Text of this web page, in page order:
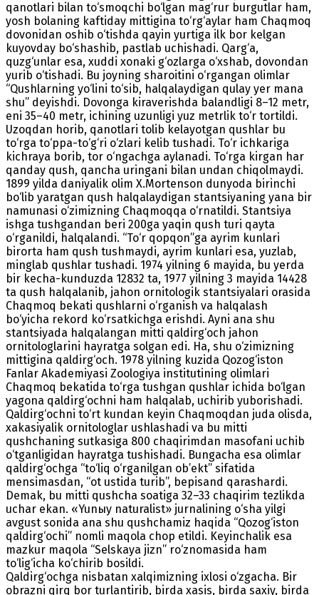
qanotlari bilan to‘smoqchi bo‘lgan mag‘rur burgutlar ham,
yosh bolaning kaftiday mittigina to‘rg‘aylar ham Chaqmoq
dovonidan oshib o‘tishda qayin yurtiga ilk bor kelgan
kuyovday bo‘shashib, pastlab uchishadi. Qarg‘a,
quzg‘unlar esa, xuddi xonaki g‘ozlarga o‘xshab, dovondan
yurib o‘tishadi. Bu joyning sharoitini o‘rgangan olimlar
“Qushlarning yo‘lini to‘sib, halqalaydigan qulay yer mana
shu” deyishdi. Dovonga kiraverishda balandligi 8–12 metr,
eni 35–40 metr, ichining uzunligi yuz metrlik to‘r tortildi.
Uzoqdan horib, qanotlari tolib kelayotgan qushlar bu
to‘rga to‘ppa-to‘g‘ri o‘zlari kelib tushadi. To‘r ichkariga
kichraya borib, tor o‘ngachga aylanadi. To‘rga kirgan har
qanday qush, qancha uringani bilan undan chiqolmaydi.
1899 yilda daniyalik olim X.Mortenson dunyoda birinchi
bo‘lib yaratgan qush halqalaydigan stantsiyaning yana bir
namunasi o‘zimizning Chaqmoqqa o‘rnatildi. Stantsiya
ishga tushgandan beri 200ga yaqin qush turi qayta
o‘rganildi, halqalandi. “To‘r qopqon”ga ayrim kunlari
birorta ham qush tushmaydi, ayrim kunlari esa, yuzlab,
minglab qushlar tushadi. 1974 yilning 6 mayida, bu yerda
bir kecha-kunduzda 12832 ta, 1977 yilning 3 mayida 14428
ta qush halqalanib, jahon ornitologik stantsiyalari orasida
Chaqmoq bekati qushlarni o‘rganish va halqalash
bo‘yicha rekord ko‘rsatkichga erishdi. Ayni ana shu
stantsiyada halqalangan mitti qaldirg‘och jahon
ornitologlarini hayratga solgan edi. Ha, shu o‘zimizning
mittigina qaldirg‘och. 1978 yilning kuzida Qozog‘iston
Fanlar Akademiyasi Zoologiya institutining olimlari
Chaqmoq bekatida to‘rga tushgan qushlar ichida bo‘lgan
yagona qaldirg‘ochni ham halqalab, uchirib yuborishadi.
Qaldirg‘ochni to‘rt kundan keyin Chaqmoqdan juda olisda,
xakasiyalik ornitologlar ushlashadi va bu mitti
qushchaning sutkasiga 800 chaqirimdan masofani uchib
o‘tganligidan hayratga tushishadi. Bungacha esa olimlar
qaldirg‘ochga “to‘liq o‘rganilgan ob’ekt” sifatida
mensimasdan, “ot ustida turib”, bepisand qarashardi.
Demak, bu mitti qushcha soatiga 32–33 chaqirim tezlikda
uchar ekan. «Yunыy naturalist» jurnalining o‘sha yilgi
avgust sonida ana shu qushchamiz haqida “Qozog‘iston
qaldirg‘ochi” nomli maqola chop etildi. Keyinchalik esa
mazkur maqola “Selskaya jizn” ro‘znomasida ham
to‘lig‘icha ko‘chirib bosildi.
Qaldirg‘ochga nisbatan xalqimizning ixlosi o‘zgacha. Bir
obrazni qirq bor turlantirib, birda xasis, birda saxiy, birda